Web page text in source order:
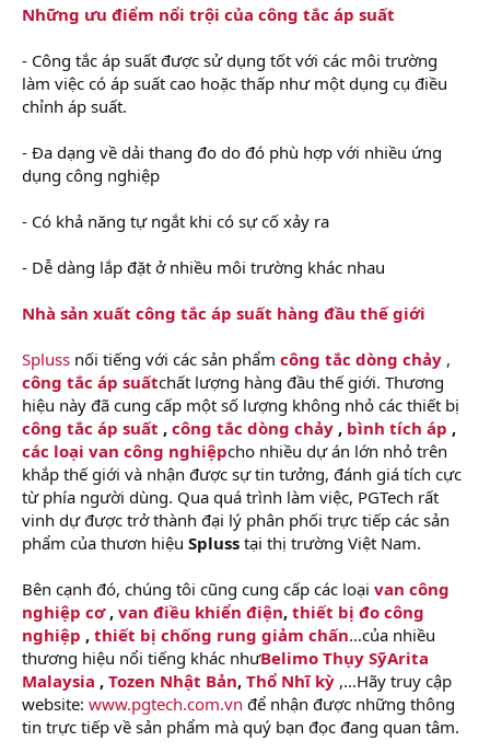
Những ưu điểm nổi trội của công tắc áp suất
- Công tắc áp suất được sử dụng tốt với các môi trường
làm việc có áp suất cao hoặc thấp như một dụng cụ điều
chỉnh áp suất.
- Đa dạng về dải thang đo do đó phù hợp với nhiều ứng
dụng công nghiệp
- Có khả năng tự ngắt khi có sự cố xảy ra
- Dễ dàng lắp đặt ở nhiều môi trường khác nhau
Nhà sản xuất công tắc áp suất hàng đầu thế giới
Spluss nối tiếng với các sản phẩm công tắc dòng chảy ,
công tắc áp suấtchất lượng hàng đầu thế giới. Thương
hiệu này đã cung cấp một số lượng không nhỏ các thiết bị
công tắc áp suất , công tắc dòng chảy , bình tích áp ,
các loại van công nghiệpcho nhiều dự án lớn nhỏ trên
khắp thế giới và nhận được sự tin tưởng, đánh giá tích cực
từ phía người dùng. Qua quá trình làm việc, PGTech rất
vinh dự được trở thành đại lý phân phối trực tiếp các sản
phẩm của thươn hiệu Spluss tại thị trường Việt Nam.
Bên cạnh đó, chúng tôi cũng cung cấp các loại van công
nghiệp cơ, van điều khiển điện, thiết bị đo công
nghiệp , thiết bị chống rung giảm chấn…của nhiều
thương hiệu nổi tiếng khác nhưBelimo Thụy SỹArita
Malaysia , Tozen Nhật Bản, Thổ Nhĩ kỳ ,…Hãy truy cập
website: www.pgtech.com.vn để nhận được những thông
tin trực tiếp về sản phẩm mà quý bạn đọc đang quan tâm.